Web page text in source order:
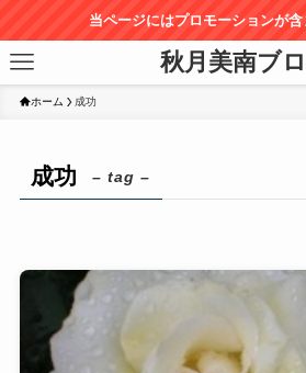
当ページにはプロモーションが含
秋月美南ブ
ホーム 成功
成功 – tag –